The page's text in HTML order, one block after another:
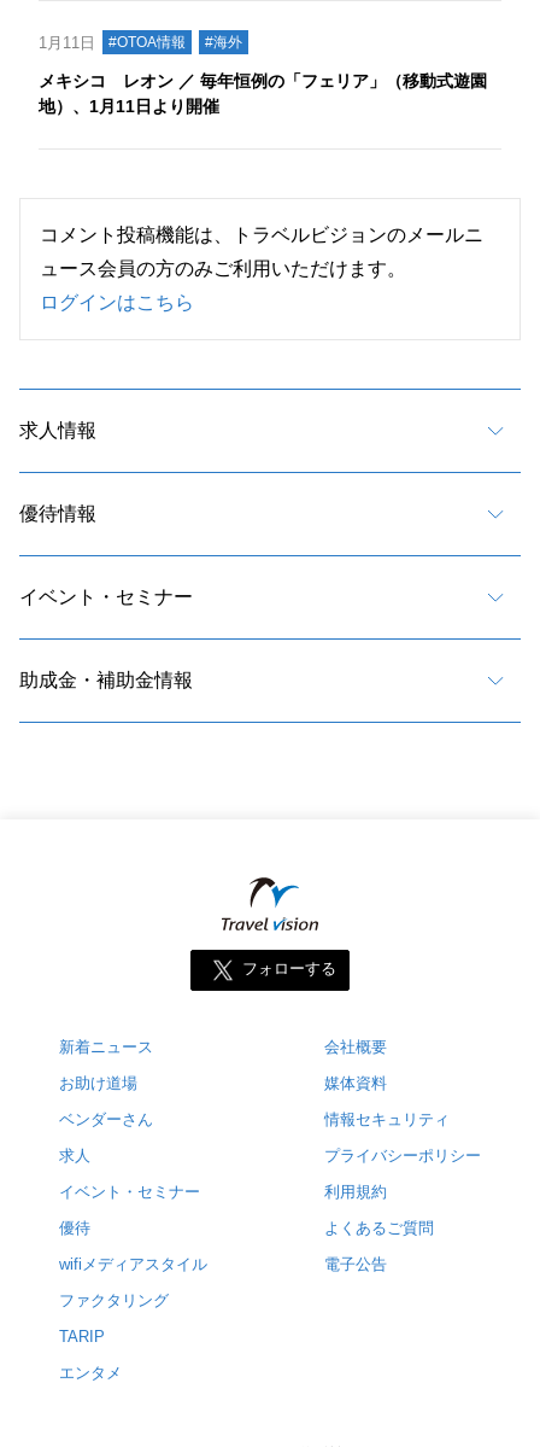
1月11日 #OTOA情報 #海外
メキシコ レオン ／ 毎年恒例の「フェリア」（移動式遊園
地）、1月11日より開催
コメント投稿機能は、トラベルビジョンのメールニ
ュース会員の方のみご利用いただけます。
ログインはこちら
求人情報
優待情報
イベント・セミナー
助成金・補助金情報
フォローする
新着ニュース
お助け道場
ベンダーさん
求人
イベント・セミナー
優待
wifiメディアスタイル
ファクタリング
TARIP
エンタメ
会社概要
媒体資料
情報セキュリティ
プライバシーポリシー
利用規約
よくあるご質問
電子公告